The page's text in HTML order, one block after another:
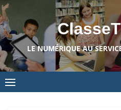
Skip
to
content
LE NUMÉRIQUE AU